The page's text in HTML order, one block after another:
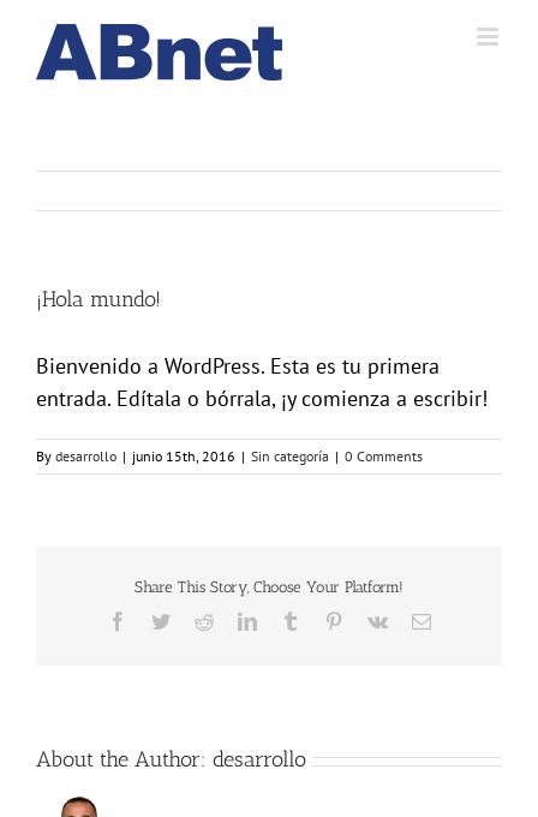
content
¡Hola mundo!
Bienvenido a WordPress. Esta es tu primera
entrada. Edítala o bórrala, ¡y comienza a escribir!
By desarrollo | junio 15th, 2016 | Sin categoría | 0 Comments
Share This Story, Choose Your Platform!
Facebook
TwitterRedditLinkedInTumblr Pinterest
Vk Email
About the Author: desarrollo